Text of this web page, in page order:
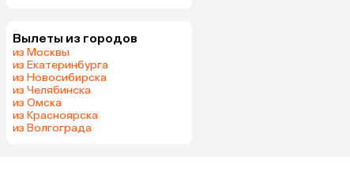
Вылеты из городов
из Москвы
из Екатеринбурга
из Новосибирска
из Челябинска
из Омска
из Красноярска
из Волгограда